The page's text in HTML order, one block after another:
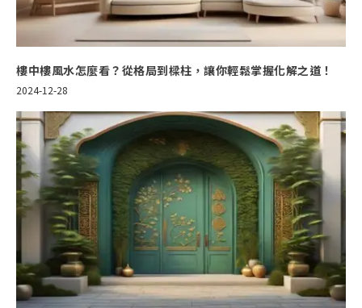
樓中樓風水怎麼看？從格局到樑柱，讓你輕鬆掌握化解之道！
2024-12-28